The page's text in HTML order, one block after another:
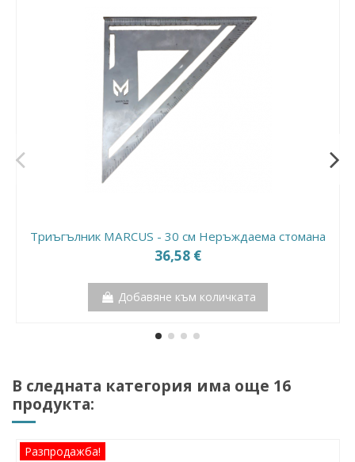
Триъгълник MARCUS - 30 см Неръждаема стомана
36,58 €
Добавяне към количката
В следната категория има още 16
продукта:
Разпродажба!